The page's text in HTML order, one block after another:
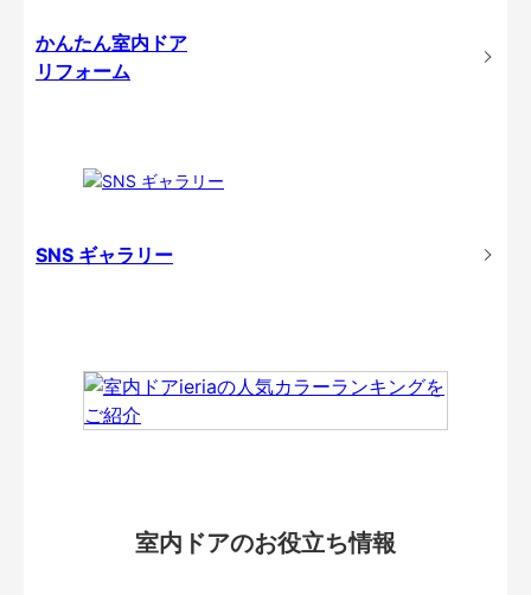
かんたん室内ドア
リフォーム
SNS ギャラリー
室内ドアのお役立ち情報